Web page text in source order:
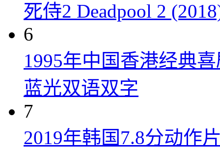
死侍2 Deadpool 2
6
1995年中国香港经典
蓝光双语双字
7
2019年韩国7.8分动作